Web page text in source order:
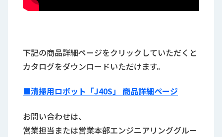
下記の商品詳細ページをクリックしていただくと
カタログをダウンロードいただけます。
■清掃用ロボット「J40S」 商品詳細ページ
お問い合わせは、
営業担当または営業本部エンジニアリンググルー